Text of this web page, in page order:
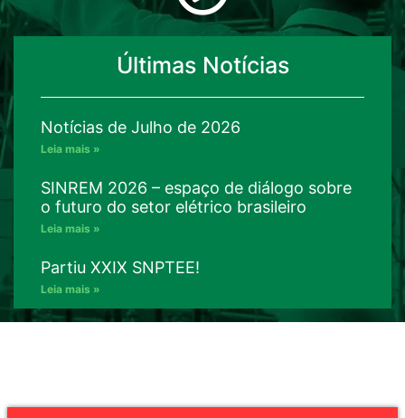
Últimas Notícias
Notícias de Julho de 2026
Leia mais »
SINREM 2026 – espaço de diálogo sobre
o futuro do setor elétrico brasileiro
Leia mais »
Partiu XXIX SNPTEE!
Leia mais »